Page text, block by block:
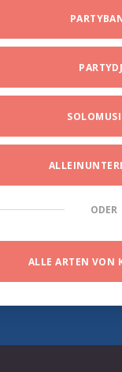
ODER
ALLE ARTEN VON